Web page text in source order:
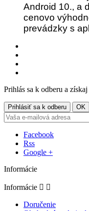
Android 10., a
cenovo
prevádzky s
Prihlás sa k odberu a
Facebook
Rss
Google +
Informácie
Informácie  
Doručenie